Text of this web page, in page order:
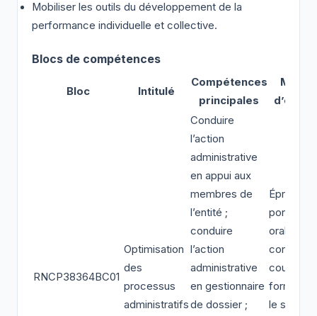
Mobiliser les outils du développement de la
performance individuelle et collective.
Blocs de compétences
Bloc Intitulé
Compétences
principales
RNCP38364BC01
Optimisation
des
processus
administratifs
Conduire
l’action
administrative
en appui aux
membres de
l’entité ;
conduire
l’action
administrative
en gestionnaire
de dossier ;
Épreuve
orale ou
contrôle
cours de
le statut